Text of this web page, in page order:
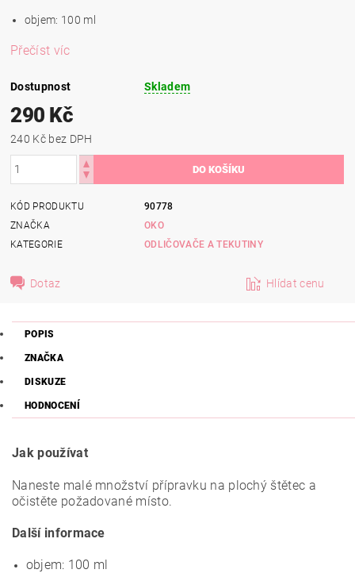
objem: 100 ml
Přečíst víc
Dostupnost Skladem
290 Kč
240 Kč bez DPH
KÓD PRODUKTU
90778
ZNAČKA
OKO
KATEGORIE
ODLIČOVAČE A TEKUTINY
Dotaz Hlídat cenu
POPIS
ZNAČKA
DISKUZE
HODNOCENÍ
Jak používat
Naneste malé množství přípravku na plochý štětec a
očistěte požadované místo.
Další informace
objem: 100 ml